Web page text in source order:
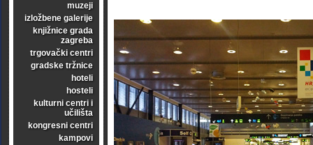
muzeji
izložbene galerije
knjižnice grada
zagreba
trgovački centri
gradske tržnice
hoteli
hosteli
kulturni centri i
učilišta
kongresni centri
kampovi